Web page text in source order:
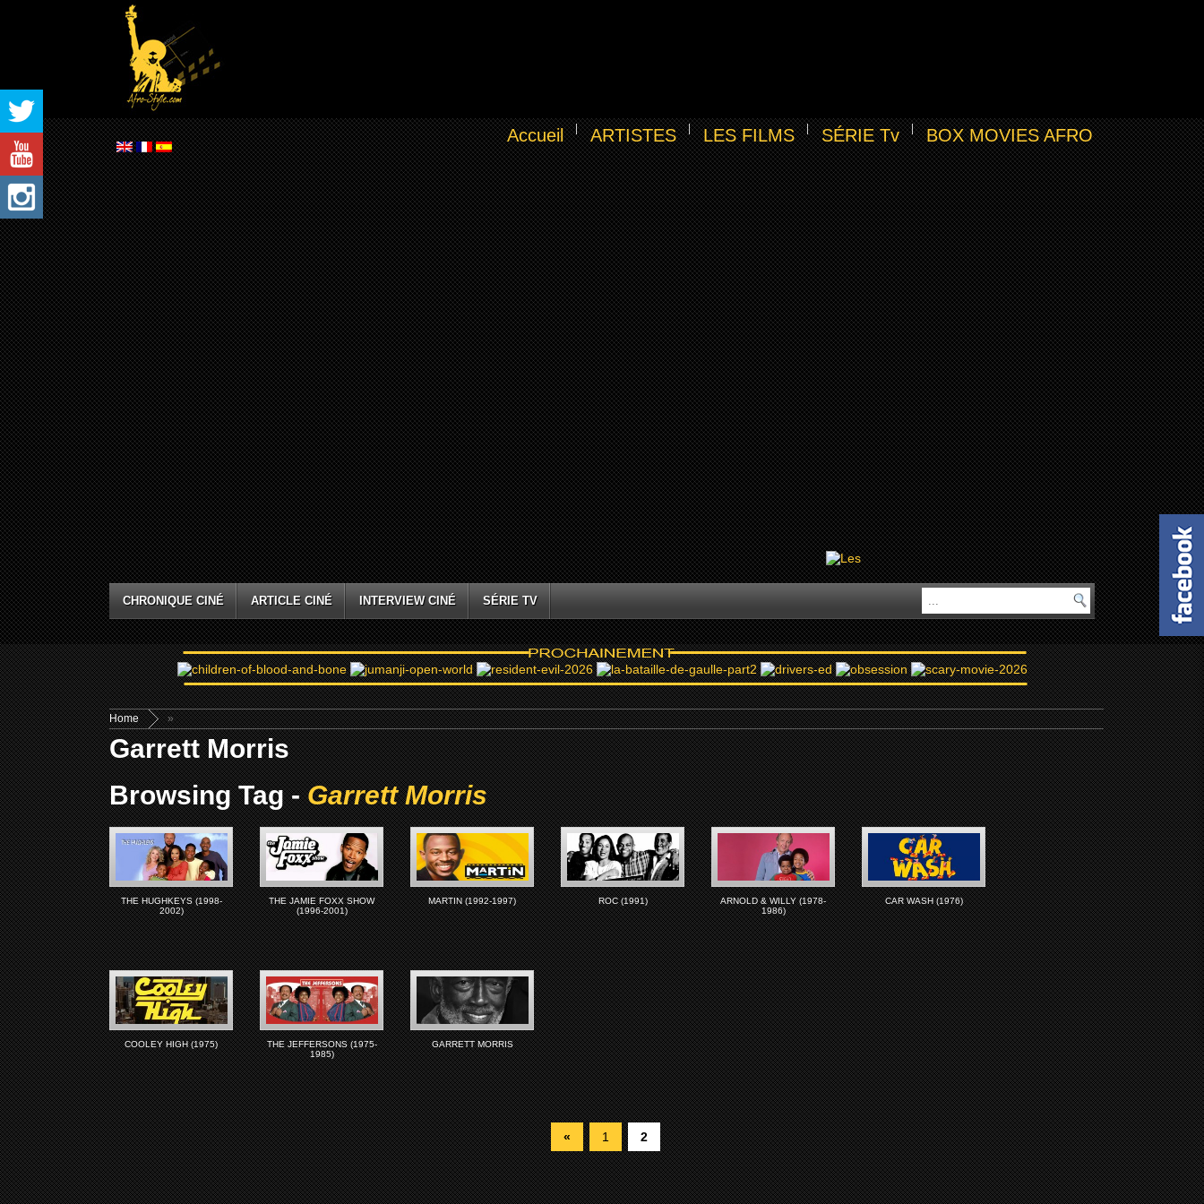
Accueil ARTISTES LES FILMS SÉRIE Tv BOX MOVIES AFRO
CHRONIQUE CINÉ ARTICLE CINÉ INTERVIEW CINÉ SÉRIE TV
Home »
Garrett Morris
Browsing Tag -Garrett Morris
THE HUGHKEYS (1998-
2002)
THE JAMIE FOXX SHOW
(1996-2001)
MARTIN (1992-1997) ROC (1991)
ARNOLD & WILLY (1978-
1986)
CAR WASH (1976)
COOLEY HIGH (1975)
THE JEFFERSONS (1975-
1985)
GARRETT MORRIS
« 1 2